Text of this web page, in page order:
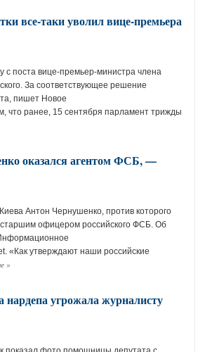
все-таки уволил вице-премьера
с поста вице-премьер-министра члена
За соответствующее решение
пишет Новое
что ранее, 15 сентября парламент трижды
оказался агентом ФСБ, —
Антон Чернушенко, против которого
старшим офицером российского ФСБ. Об
«Как утверждают наши российские
»
угрожала журналисту